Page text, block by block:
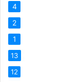
4
2
1
13
12